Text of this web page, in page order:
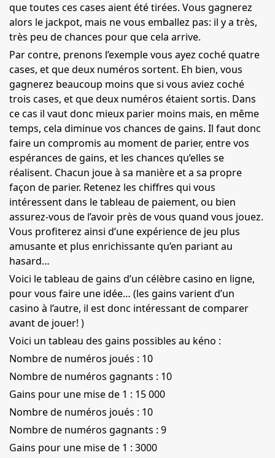
que toutes ces cases aient été tirées. Vous gagnerez
alors le jackpot, mais ne vous emballez pas: il y a très,
très peu de chances pour que cela arrive.
Par contre, prenons l’exemple vous ayez coché quatre
cases, et que deux numéros sortent. Eh bien, vous
gagnerez beaucoup moins que si vous aviez coché
trois cases, et que deux numéros étaient sortis. Dans
ce cas il vaut donc mieux parier moins mais, en même
temps, cela diminue vos chances de gains. Il faut donc
faire un compromis au moment de parier, entre vos
espérances de gains, et les chances qu’elles se
réalisent. Chacun joue à sa manière et a sa propre
façon de parier. Retenez les chiffres qui vous
intéressent dans le tableau de paiement, ou bien
assurez-vous de l’avoir près de vous quand vous jouez.
Vous profiterez ainsi d’une expérience de jeu plus
amusante et plus enrichissante qu’en pariant au
hasard…
Voici le tableau de gains d’un célèbre casino en ligne,
pour vous faire une idée… (les gains varient d’un
casino à l’autre, il est donc intéressant de comparer
avant de jouer! )
Voici un tableau des gains possibles au kéno :
Nombre de numéros joués : 10
Nombre de numéros gagnants : 10
Gains pour une mise de 1 : 15 000
Nombre de numéros joués : 10
Nombre de numéros gagnants : 9
Gains pour une mise de 1 : 3000